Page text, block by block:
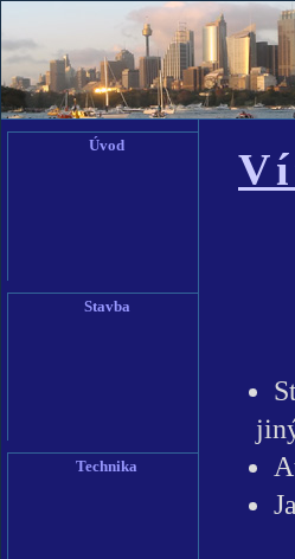
Úvod
Stavba
Technika